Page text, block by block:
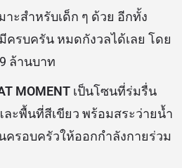
ะสำหรับเด็ก ๆ ด้วย อีกทั้ง
ครบครัน หมดกังวลได้เลย โดย
ล้านบาท
MOMENT เป็นโซนที่ร่มรื่น
ะพื้นที่สีเขียว พร้อมสระว่ายน้ำ
รอบครัวให้ออกกำลังกายร่วม